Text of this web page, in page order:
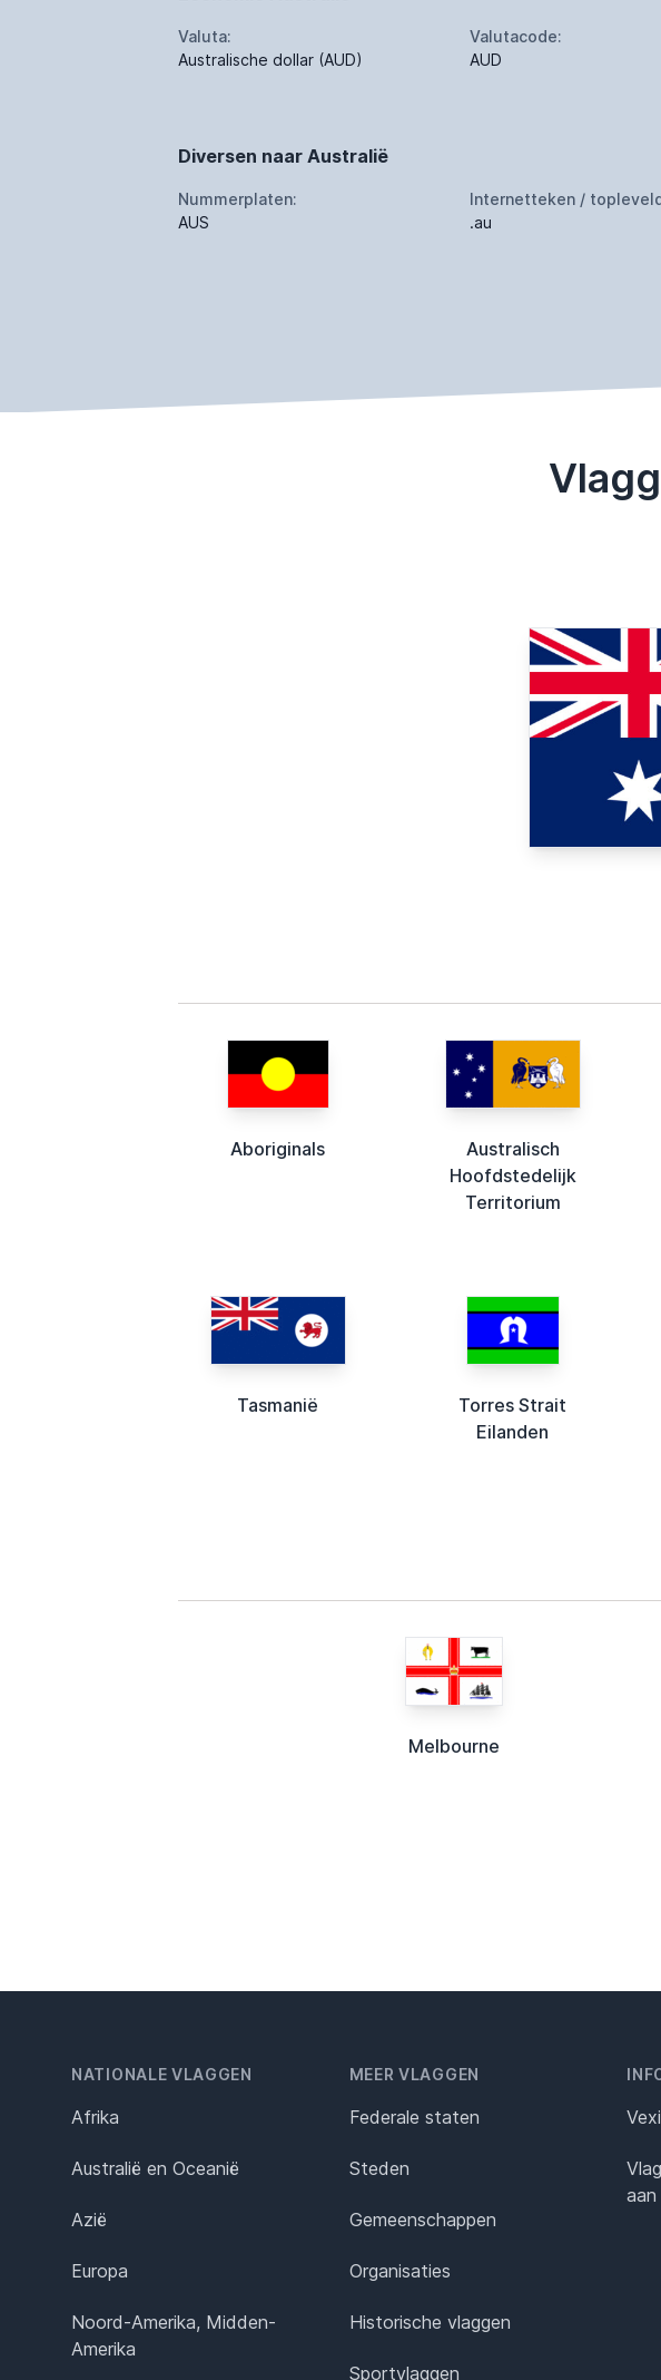
Valuta:
Australische dollar (AUD)
Valutacode:
AUD
Diversen naar Australië
Nummerplaten:
AUS
Internetteken /
.au
Aboriginals
Australisch
Hoofdstedelijk
Territorium
Tasmanië
Torres Strait
Eilanden
Melbourne
NATIONALE VLAGGEN
Afrika
Australië en Oceanië
Azië
Europa
Noord-Amerika, Midden-
Amerika
MEER VLAGGEN
Federale staten
Steden
Gemeenschappen
Organisaties
Historische vlaggen
Sportvlaggen